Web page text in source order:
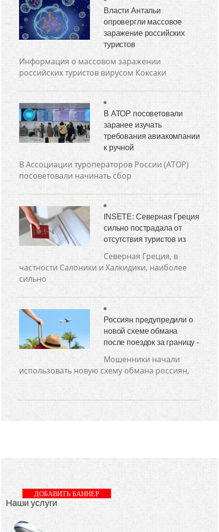
Власти Антальи
опровергли массовое
заражение российских
туристов
Информация о массовом заражении
российских туристов вирусом Коксаки
В АТОР посоветовали
заранее изучать
требования авиакомпании
к ручной
В Ассоциации туроператоров России (АТОР)
посоветовали начинать сбор
INSETE: Северная Греция
сильно пострадала от
отсутствия туристов из
Северная Греция, в
частности Салоники и Халкидики, наиболее
сильно
Россиян предупредили о
новой схеме обмана
после поездок за границу -
Мошенники начали
использовать новую схему обмана россиян,
Наши услуги
ДОБАВИТЬ БАННЕР